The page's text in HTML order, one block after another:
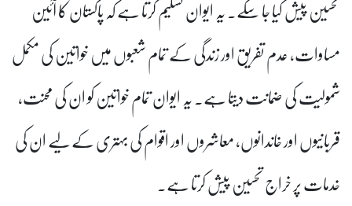
تحسین پیش کیا جا سکے۔ یہ ایوان تسلیم کرتا ہے کہ پاکستان کا آئین
مساوات، عدم تفریق اور زندگی کے تمام شعبوں میں خواتین کی مکمل
شمولیت کی ضمانت دیتا ہے۔ یہ ایوان تمام خواتین کو ان کی محنت،
قربانیوں اور خاندانوں، معاشروں اور اقوام کی بہتری کے لیے ان کی
خدمات پر خراج تحسین پیش کرتا ہے۔